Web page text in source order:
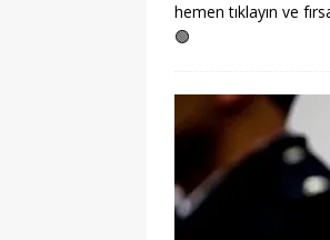
hemen tıklayın ve
🟢